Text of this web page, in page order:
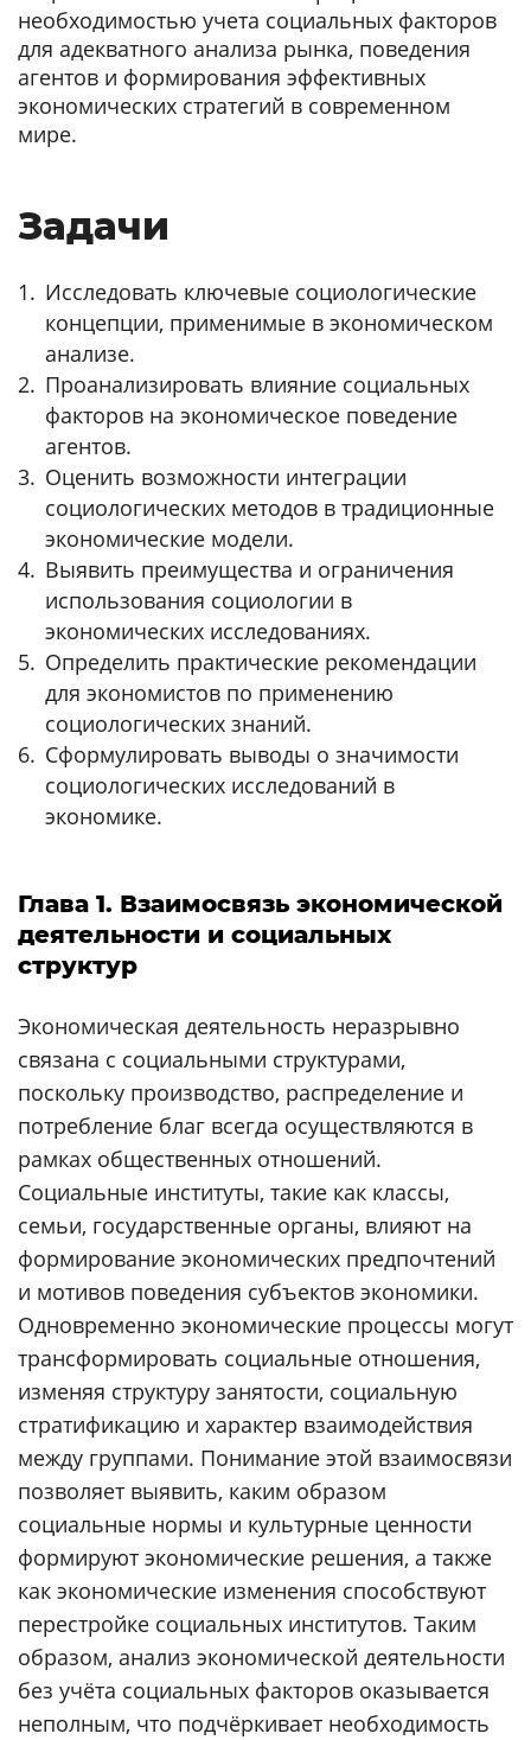
необходимостью учета социальных факторов
для адекватного анализа рынка, поведения
агентов и формирования эффективных
экономических стратегий в современном
мире.
Задачи
Исследовать ключевые социологические
концепции, применимые в экономическом
анализе.
Проанализировать влияние социальных
факторов на экономическое поведение
агентов.
Оценить возможности интеграции
социологических методов в традиционные
экономические модели.
Выявить преимущества и ограничения
использования социологии в
экономических исследованиях.
Определить практические рекомендации
для экономистов по применению
социологических знаний.
Сформулировать выводы о значимости
социологических исследований в
экономике.
Глава 1. Взаимосвязь экономической
деятельности и социальных
структур
Экономическая деятельность неразрывно
связана с социальными структурами,
поскольку производство, распределение и
потребление благ всегда осуществляются в
рамках общественных отношений.
Социальные институты, такие как классы,
семьи, государственные органы, влияют на
формирование экономических предпочтений
и мотивов поведения субъектов экономики.
Одновременно экономические процессы могут
трансформировать социальные отношения,
изменяя структуру занятости, социальную
стратификацию и характер взаимодействия
между группами. Понимание этой взаимосвязи
позволяет выявить, каким образом
социальные нормы и культурные ценности
формируют экономические решения, а также
как экономические изменения способствуют
перестройке социальных институтов. Таким
образом, анализ экономической деятельности
без учёта социальных факторов оказывается
неполным, что подчёркивает необходимость